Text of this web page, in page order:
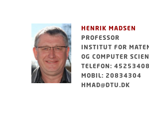
HENRIK MADSEN
PROFESSOR
INSTITUT FOR
OG COMPUTER
TELEFON: 45253408
MOBIL: 20834304
HMAD@DTU.DK